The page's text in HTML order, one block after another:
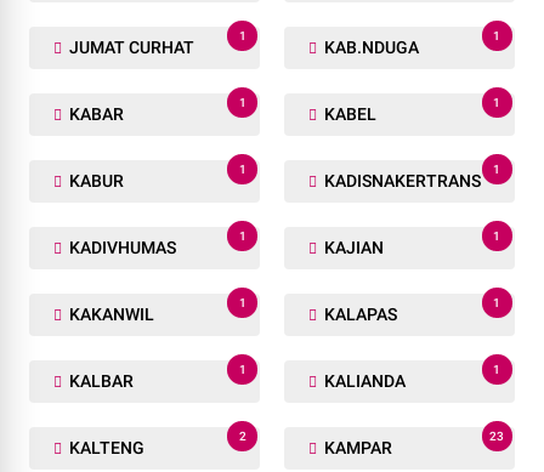
JUMAT CURHAT
1
KAB.NDUGA
1
KABAR
1
KABEL
1
KABUR
1
KADISNAKERTRANS
1
KADIVHUMAS
1
KAJIAN
1
KAKANWIL
1
KALAPAS
1
KALBAR
1
KALIANDA
1
KALTENG
2
KAMPAR
23